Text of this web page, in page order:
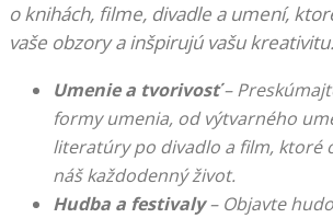
o knihách, filme, divadle a umení,
vaše obzory a inšpirujú vašu kreativitu.
Umenie a tvorivosť–
formy umenia, od výtvarného
literatúry po divadlo a film, ktoré
náš každodenný život.
Hudba a festivaly– Objavte